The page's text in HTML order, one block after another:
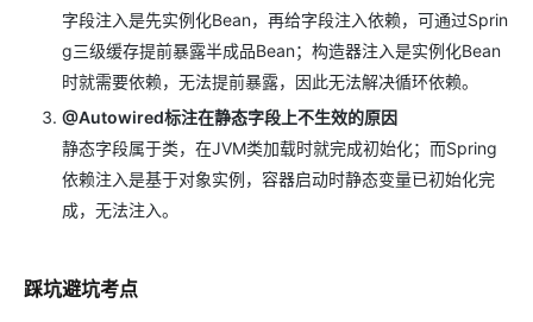
字段注入是先实例化Bean，再给字段注入依赖，可通过Sprin
g三级缓存提前暴露半成品Bean；构造器注入是实例化Bean
时就需要依赖，无法提前暴露，因此无法解决循环依赖。
@Autowired标注在静态字段上不生效的原因
静态字段属于类，在JVM类加载时就完成初始化；而Spring
依赖注入是基于对象实例，容器启动时静态变量已初始化完
成，无法注入。
踩坑避坑考点